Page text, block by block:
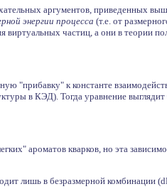
аргументов, приведенных
энергии процесса (т.е. от
частиц, а они в теории
"прибавку" к константе
в КЭД). Тогда уравнение
ароматов кварков, но эта
лишь в безразмерной комбинации